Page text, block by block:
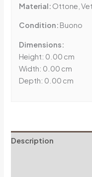
Material: Ottone,
Condition: Buono
Dimensions:
Height: 0.00 cm
Width: 0.00 cm
Depth: 0.00 cm
Description